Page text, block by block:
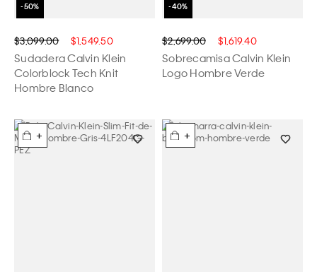
$3,099.00 $1,549.50
Sudadera Calvin Klein
Colorblock Tech Knit
Hombre Blanco
$2,699.00 $1,619.40
Sobrecamisa Calvin Klein
Logo Hombre Verde
+ +